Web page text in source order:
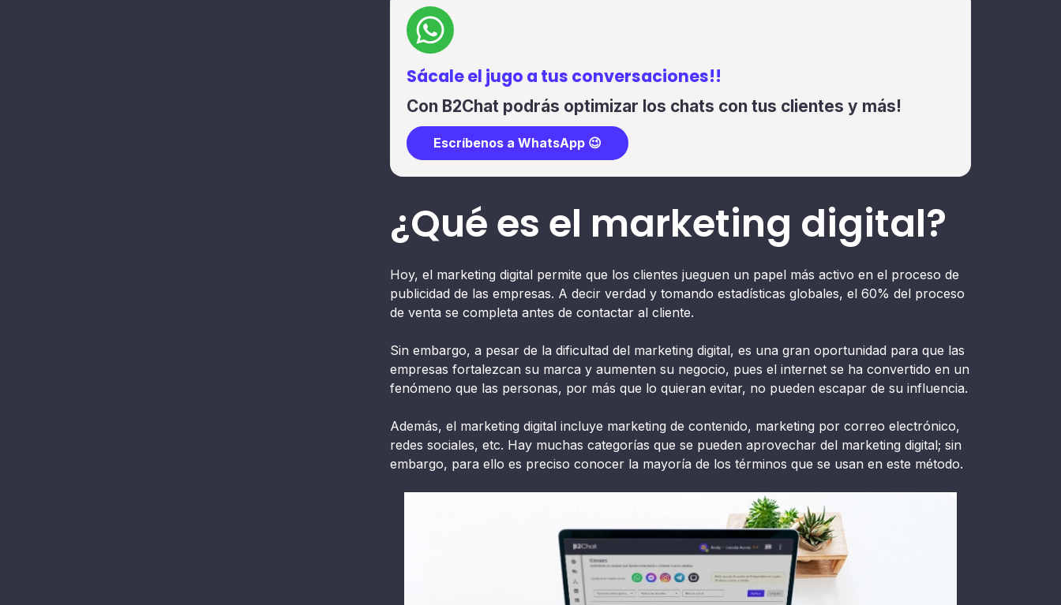
Sácale el jugo a tus conversaciones!!
Con B2Chat podrás optimizar los chats con tus clientes y más!
Escríbenos a WhatsApp 😉
¿Qué es el marketing digital?
Hoy, el marketing digital permite que los clientes jueguen un papel más activo en el proceso de
publicidad de las empresas. A decir verdad y tomando estadísticas globales, el 60% del proceso
de venta se completa antes de contactar al cliente.
Sin embargo, a pesar de la dificultad del marketing digital, es una gran oportunidad para que las
empresas fortalezcan su marca y aumenten su negocio, pues el internet se ha convertido en un
fenómeno que las personas, por más que lo quieran evitar, no pueden escapar de su influencia.
Además, el marketing digital incluye marketing de contenido, marketing por correo electrónico,
redes sociales, etc. Hay muchas categorías que se pueden aprovechar del marketing digital; sin
embargo, para ello es preciso conocer la mayoría de los términos que se usan en este método.